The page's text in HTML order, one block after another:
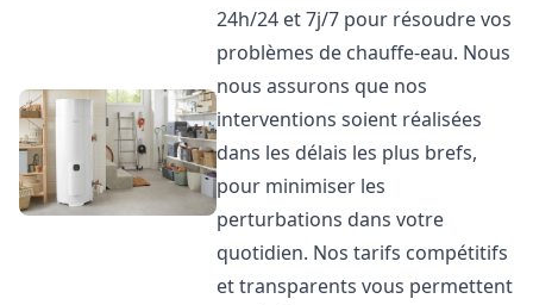
24h/24 et 7j/7 pour résoudre vos
problèmes de chauffe-eau. Nous
nous assurons que nos
interventions soient réalisées
dans les délais les plus brefs,
pour minimiser les
perturbations dans votre
quotidien. Nos tarifs compétitifs
et transparents vous permettent